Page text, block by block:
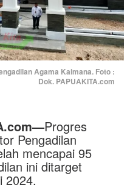
Agama Kaimana. Foto :
Dok. PAPUAKITA.com
Progres
Pengadilan
mencapai 95
ini ditarget
2024.